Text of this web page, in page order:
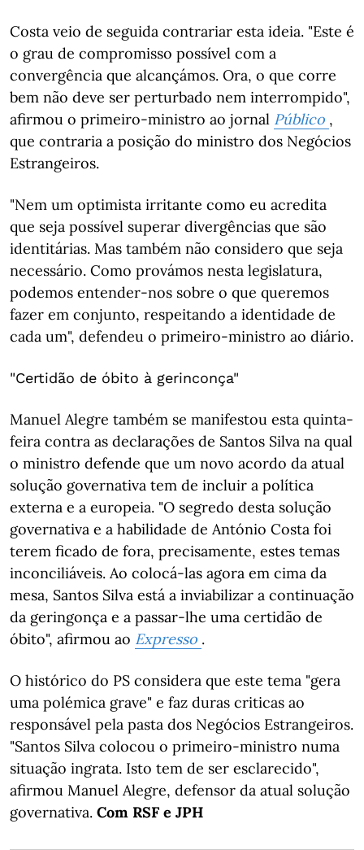
Costa veio de seguida contrariar esta ideia. "Este é
o grau de compromisso possível com a
convergência que alcançámos. Ora, o que corre
bem não deve ser perturbado nem interrompido",
afirmou o primeiro-ministro ao jornal Público ,
que contraria a posição do ministro dos Negócios
Estrangeiros.
"Nem um optimista irritante como eu acredita
que seja possível superar divergências que são
identitárias. Mas também não considero que seja
necessário. Como provámos nesta legislatura,
podemos entender-nos sobre o que queremos
fazer em conjunto, respeitando a identidade de
cada um", defendeu o primeiro-ministro ao diário.
"Certidão de óbito à gerinconça"
Manuel Alegre também se manifestou esta quinta-
feira contra as declarações de Santos Silva na qual
o ministro defende que um novo acordo da atual
solução governativa tem de incluir a política
externa e a europeia. "O segredo desta solução
governativa e a habilidade de António Costa foi
terem ficado de fora, precisamente, estes temas
inconciliáveis. Ao colocá-las agora em cima da
mesa, Santos Silva está a inviabilizar a continuação
da geringonça e a passar-lhe uma certidão de
óbito", afirmou ao Expresso .
O histórico do PS considera que este tema "gera
uma polémica grave" e faz duras criticas ao
responsável pela pasta dos Negócios Estrangeiros.
"Santos Silva colocou o primeiro-ministro numa
situação ingrata. Isto tem de ser esclarecido",
afirmou Manuel Alegre, defensor da atual solução
governativa. Com RSF e JPH